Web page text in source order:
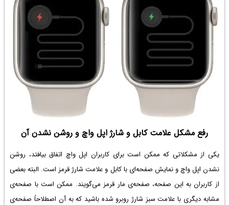
رفع مشکل علامت کابل و شارژ اپل واچ و روشن نشدن آن
یکی از مشکلاتی که ممکن است برای کاربران اپل واچ اتفاق بیافتد، روشن
نشدن اپل واچ و نمایش صفحه‌ای با کابل و علامت شارژ قرمز است. البته بعضی
از کاربران به این صفحه، صفحه‌ی مار قرمز می‌گویند. ممکن است با صفحه‌ی
مشابه دیگری با علامت سبز شارژ روبرو شده باشید که به آن اصطلاحاً صفحه‌ی